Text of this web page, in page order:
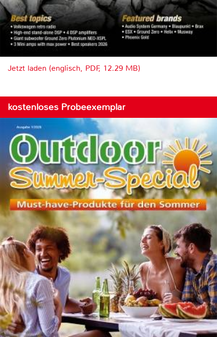
Jetzt laden (englisch, PDF, 12.29 MB)
kostenloses Probeexemplar